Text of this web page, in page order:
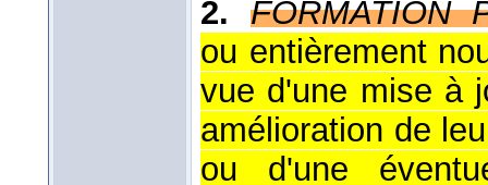
2.
FORMATION
ou entièrement
vue d'une mise à
amélioration de
ou d'une